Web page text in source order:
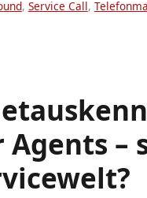
, Service Call,
Agents –